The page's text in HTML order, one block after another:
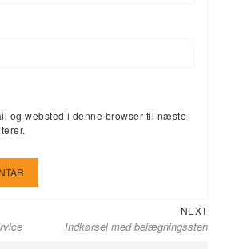
og websted i denne browser til næste
NEXT
post:
Indkørsel med belægningssten